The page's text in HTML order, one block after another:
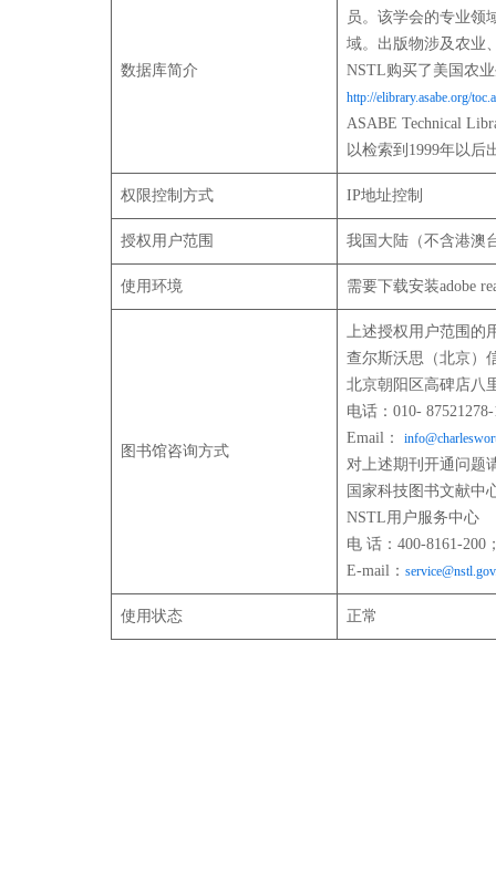
数据库简介
员。该学会的专业领
域。出版物涉及农业
NSTL购买了美国农
http://elibrary.asabe.org/
ASABE Technical
以检索到1999年以后
权限控制方式 IP地址控制
授权用户范围 我国大陆（不含港澳
使用环境 需要下载安装adobe
图书馆咨询方式
上述授权用户范围的
查尔斯沃思（北京）
北京朝阳区高碑店八
电话：010- 87521278-
Email：
对上述期刊开通问题
国家科技图书文献中
NSTL用户服务中心
电 话：400-8161-200
E-mail：
使用状态 正常